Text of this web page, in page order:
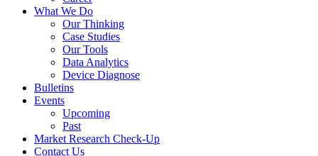
What We Do
Our Thinking
Case Studies
Our Tools
Data Analytics
Device Diagnose
Bulletins
Events
Upcoming
Past
Market Research Check-Up
Contact Us